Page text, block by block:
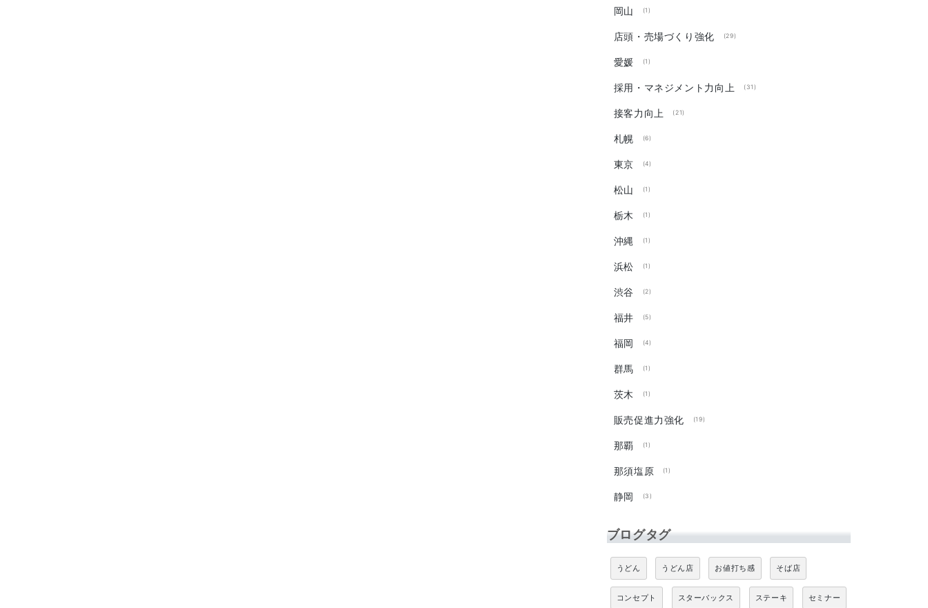
岡山 (1)
店頭・売場づくり強化 (29)
愛媛 (1)
採用・マネジメント力向上 (31)
接客力向上 (21)
札幌 (6)
東京 (4)
松山 (1)
栃木 (1)
沖縄 (1)
浜松 (1)
渋谷 (2)
福井 (5)
福岡 (4)
群馬 (1)
茨木 (1)
販売促進力強化 (19)
那覇 (1)
那須塩原 (1)
静岡 (3)
ブログタグ
うどん うどん店 お値打ち感 そば店
コンセプト スターバックス ステーキ セミナー